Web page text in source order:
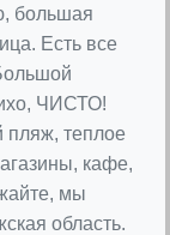
большая
Есть все
ЧИСТО!
теплое
кафе,
мы
область.